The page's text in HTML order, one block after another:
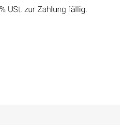
USt. zur Zahlung fällig.